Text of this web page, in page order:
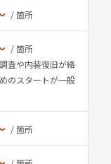
/ 箇所
/ 箇所
査や内装復旧が絡
のスタートが一般
/ 箇所